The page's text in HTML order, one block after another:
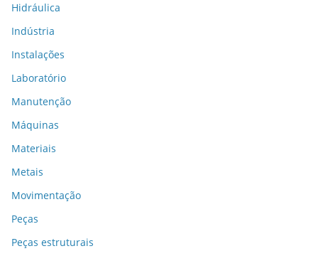
Hidráulica
Indústria
Instalações
Laboratório
Manutenção
Máquinas
Materiais
Metais
Movimentação
Peças
Peças estruturais